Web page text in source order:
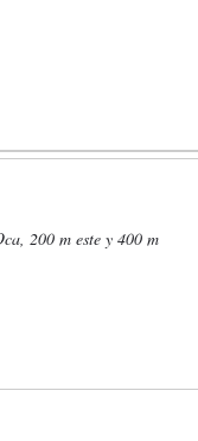
200 m este y 400 m